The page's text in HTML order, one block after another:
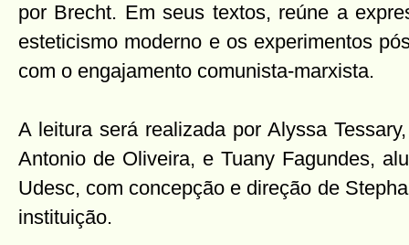
por Brecht. Em seus textos, reúne a
esteticismo moderno e os experimentos
com o engajamento comunista-marxista.
A leitura será realizada por Alyssa
Antonio de Oliveira, e Tuany Fagundes,
Udesc, com concepção e direção de
instituição.